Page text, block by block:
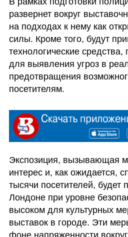
развернет вокруг
на подходах к нему как
силы. Кроме того, будут
технологические
для выявления угроз в
предотвращения
посетителям.
Экспозиция, вызывающая
интерес и, как ожидается,
тысячи посетителей, будет
Лондоне при уровне
высоком для культурных
выставок в городе. Эти
фоне напряженности